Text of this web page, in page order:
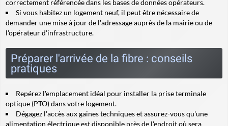
correctement référencée dans les bases de données opérateurs.
Si vous habitez un logement neuf, il peut être nécessaire de
demander une mise à jour de l'adressage auprès de la mairie ou de
l'opérateur d'infrastructure.
Préparer l'arrivée de la fibre : conseils
pratiques
Repérez l'emplacement idéal pour installer la prise terminale
optique (PTO) dans votre logement.
Dégagez l'accès aux gaines techniques et assurez-vous qu'une
alimentation électrique est disponible près de l'endroit où sera